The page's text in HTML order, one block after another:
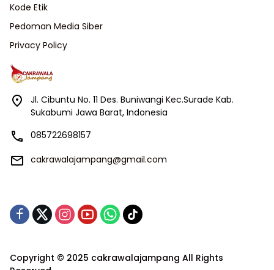
Kode Etik
Pedoman Media Siber
Privacy Policy
Jl. Cibuntu No. 11 Des. Buniwangi Kec.Surade Kab.
Sukabumi Jawa Barat, Indonesia
085722698157
cakrawalajampang@gmail.com
Copyright © 2025 cakrawalajampang All Rights